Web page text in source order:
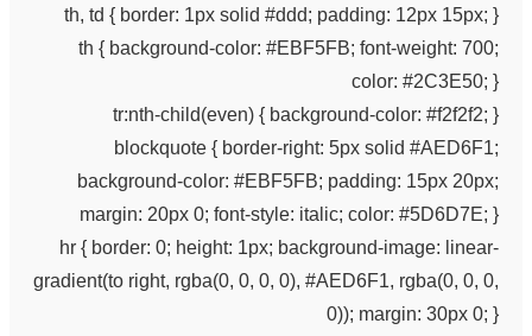
th, td { border: 1px solid #ddd; padding: 12px 15px; }
th { background-color: #EBF5FB; font-weight: 700;
color: #2C3E50; }
tr:nth-child(even) { background-color: #f2f2f2; }
blockquote { border-right: 5px solid #AED6F1;
background-color: #EBF5FB; padding: 15px 20px;
margin: 20px 0; font-style: italic; color: #5D6D7E; }
hr { border: 0; height: 1px; background-image: linear-
gradient(to right, rgba(0, 0, 0, 0), #AED6F1, rgba(0, 0, 0,
0)); margin: 30px 0; }